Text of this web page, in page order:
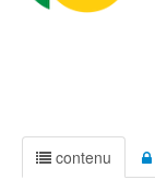
contenu